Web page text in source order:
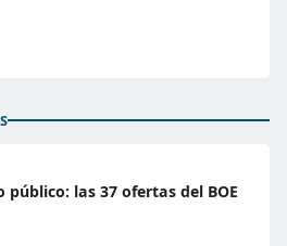
público: las 37 ofertas del BOE